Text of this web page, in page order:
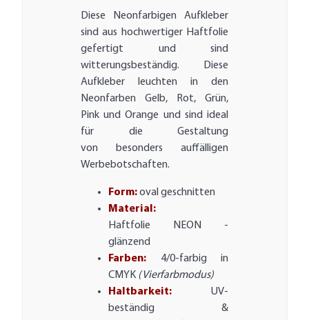
Diese Neonfarbigen Aufkleber
sind aus hochwertiger Haftfolie
gefertigt und sind
witterungsbeständig. Diese
Aufkleber leuchten in den
Neonfarben Gelb, Rot, Grün,
Pink und Orange und sind ideal
für die Gestaltung
von besonders auffälligen
Werbebotschaften.
Form:oval geschnitten
Material:
Haftfolie NEON -
glänzend
Farben: 4/0-farbig in
CMYK (Vierfarbmodus)
Haltbarkeit: UV-
beständig &